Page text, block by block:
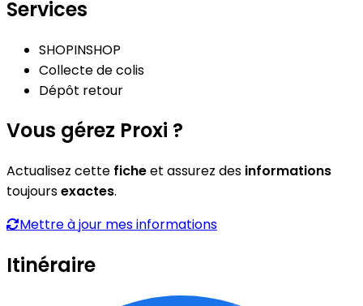
Services
SHOPINSHOP
Collecte de colis
Dépôt retour
Vous gérez Proxi ?
Actualisez cette ficheet assurez des informations
toujoursexactes.
Mettre à jour mes informations
Itinéraire